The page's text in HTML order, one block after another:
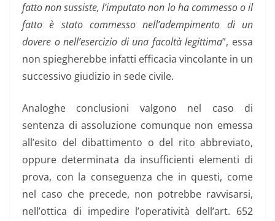
fatto non sussiste, l’imputato non lo ha commesso o il
fatto è stato commesso nell’adempimento di un
dovere o nell’esercizio di una facoltà legittima”, essa
non spiegherebbe infatti efficacia vincolante in un
successivo giudizio in sede civile.
Analoghe conclusioni valgono nel caso di
sentenza di assoluzione comunque non emessa
all’esito del dibattimento o del rito abbreviato,
oppure determinata da insufficienti elementi di
prova, con la conseguenza che in questi, come
nel caso che precede, non potrebbe ravvisarsi,
nell’ottica di impedire l’operatività dell’art. 652